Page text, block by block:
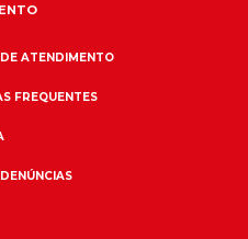
ATENDIMENTO
FREQUENTES